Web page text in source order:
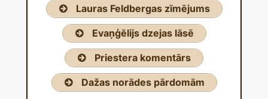
Lauras Feldbergas zīmējums
Evaņģēlijs dzejas lāsē
Priestera komentārs
Dažas norādes pārdomām